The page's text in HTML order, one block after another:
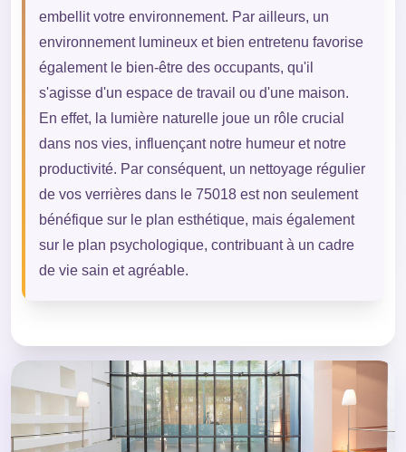
embellit votre environnement. Par ailleurs, un
environnement lumineux et bien entretenu favorise
également le bien-être des occupants, qu'il
s'agisse d'un espace de travail ou d'une maison.
En effet, la lumière naturelle joue un rôle crucial
dans nos vies, influençant notre humeur et notre
productivité. Par conséquent, un nettoyage régulier
de vos verrières dans le 75018 est non seulement
bénéfique sur le plan esthétique, mais également
sur le plan psychologique, contribuant à un cadre
de vie sain et agréable.